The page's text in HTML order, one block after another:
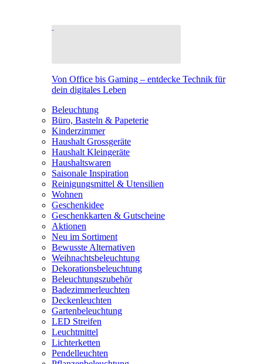
Von Office bis Gaming – entdecke Technik für
dein digitales Leben
Beleuchtung
Büro, Basteln & Papeterie
Kinderzimmer
Haushalt Grossgeräte
Haushalt Kleingeräte
Haushaltswaren
Saisonale Inspiration
Reinigungsmittel & Utensilien
Wohnen
Geschenkidee
Geschenkkarten & Gutscheine
Aktionen
Neu im Sortiment
Bewusste Alternativen
Weihnachtsbeleuchtung
Dekorationsbeleuchtung
Beleuchtungszubehör
Badezimmerleuchten
Deckenleuchten
Gartenbeleuchtung
LED Streifen
Leuchtmittel
Lichterketten
Pendelleuchten